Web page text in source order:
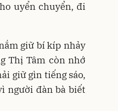
uyển chuyển, đi
giữ bí kíp nhảy
Thị Tâm còn nhớ
giữ gìn tiếng sáo,
người đàn bà biết